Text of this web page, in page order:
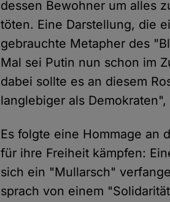
dessen Bewohner um alles
töten. Eine Darstellung, die
gebrauchte Metapher des
Mal sei Putin nun schon im
dabei sollte es an diesem
langlebiger als
Es folgte eine Hommage an
für ihre Freiheit kämpfen:
sich ein "Mullarsch"
sprach von einem